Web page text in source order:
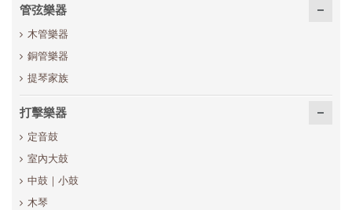
管弦樂器
木管樂器
銅管樂器
提琴家族
打擊樂器
定音鼓
室內大鼓
中鼓｜小鼓
木琴